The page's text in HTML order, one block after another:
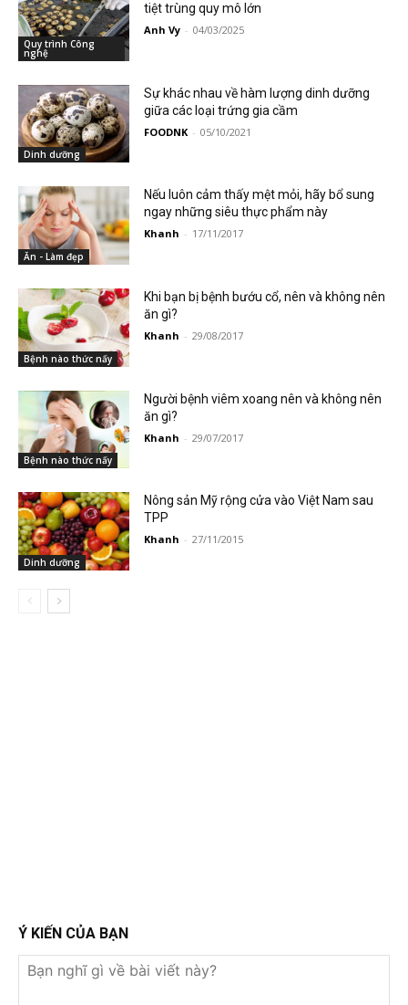
Quy trình Công
nghệ
tiệt trùng quy mô lớn
Anh Vy - 04/03/2025
Dinh dưỡng
Sự khác nhau về hàm lượng dinh dưỡng
giữa các loại trứng gia cầm
FOODNK - 05/10/2021
Ăn - Làm đẹp
Nếu luôn cảm thấy mệt mỏi, hãy bổ sung
ngay những siêu thực phẩm này
Khanh - 17/11/2017
Bệnh nào thức nấy
Khi bạn bị bệnh bướu cổ, nên và không nên
ăn gì?
Khanh - 29/08/2017
Bệnh nào thức nấy
Người bệnh viêm xoang nên và không nên
ăn gì?
Khanh - 29/07/2017
Dinh dưỡng
Nông sản Mỹ rộng cửa vào Việt Nam sau
TPP
Khanh - 27/11/2015
Ý KIẾN CỦA BẠN